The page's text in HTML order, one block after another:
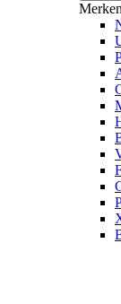
Merken